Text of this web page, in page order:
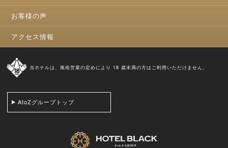
お客様の声
アクセス情報
当ホテルは、風俗営業の定めにより 18 歳未満の方はご利用いただけません。
AtoZグループトップ